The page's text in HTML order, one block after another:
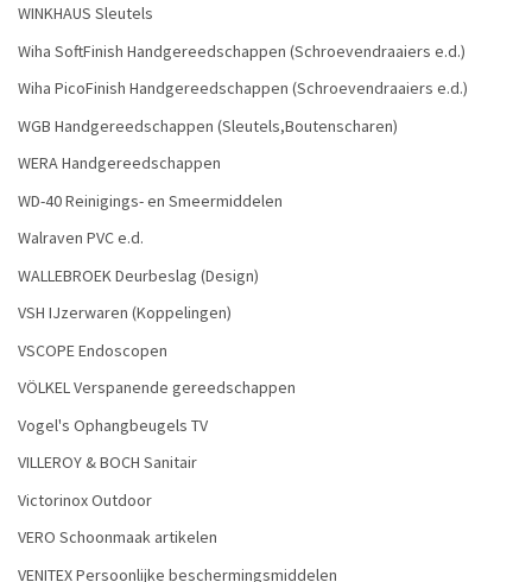
WINKHAUS Sleutels
Wiha SoftFinish Handgereedschappen (Schroevendraaiers e.d.)
Wiha PicoFinish Handgereedschappen (Schroevendraaiers e.d.)
WGB Handgereedschappen (Sleutels,Boutenscharen)
WERA Handgereedschappen
WD-40 Reinigings- en Smeermiddelen
Walraven PVC e.d.
WALLEBROEK Deurbeslag (Design)
VSH IJzerwaren (Koppelingen)
VSCOPE Endoscopen
VÖLKEL Verspanende gereedschappen
Vogel's Ophangbeugels TV
VILLEROY & BOCH Sanitair
Victorinox Outdoor
VERO Schoonmaak artikelen
VENITEX Persoonlijke beschermingsmiddelen